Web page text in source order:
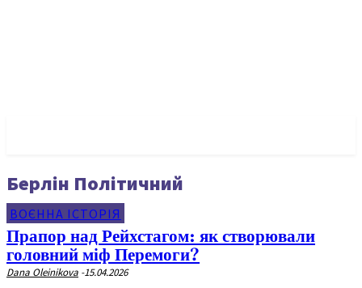
Берлін Політичний
ВОЄННА ІСТОРІЯ
Прапор над Рейхстагом: як створювали
головний міф Перемоги?
Dana Oleinikova -15.04.2026